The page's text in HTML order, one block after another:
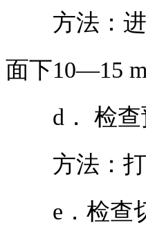
方法：进
面下10—15
d． 检查
方法：打
e．检查切